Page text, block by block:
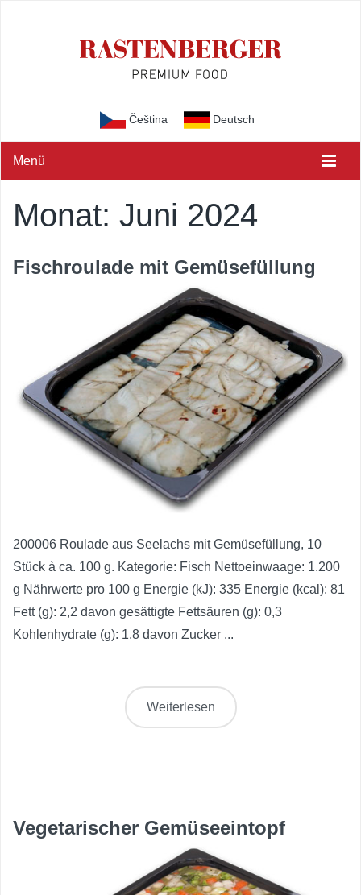
Čeština Deutsch
Menü
Monat: Juni 2024
Fischroulade mit Gemüsefüllung
200006 Roulade aus Seelachs mit Gemüsefüllung, 10
Stück à ca. 100 g. Kategorie: Fisch Nettoeinwaage: 1.200
g Nährwerte pro 100 g Energie (kJ): 335 Energie (kcal): 81
Fett (g): 2,2 davon gesättigte Fettsäuren (g): 0,3
Kohlenhydrate (g): 1,8 davon Zucker ...
Weiterlesen
Vegetarischer Gemüseeintopf